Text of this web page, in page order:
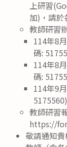
上研習
加)，請於
教師研習
114年8
碼:
114年8
碼:
114年9
教師研習
https://
敬請通知